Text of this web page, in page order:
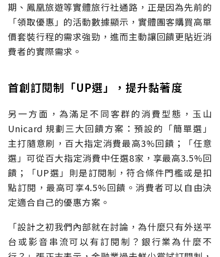
期、鳳凰旅遊等實體旅行社通路，正是因為先前的
「領取優惠」的活動數據顯示，實體團客購買高單
價套裝行程的需求強勁，進而主動讓回饋更貼近消
費者的實際需求。
首創訂閱制「UP選」，提升黏著度
另一方面，為滿足不同客群的消費型態，玉山
Unicard 規劃三大回饋方案：預設的「簡單選」
主打隨意刷，百大指定消費最高3%回饋；「任意
選」可從百大指定消費中任選8家，享最高3.5%回
饋；「UP選」則是訂閱制，符合條件門檻或是扣
點訂閱，最高可享4.5%回饋。消費者可以自由決
定適合自己的優惠方案。
「設計之初我們內部就在討論，為什麼只有外送平
台或影音串流可以有訂閱制？銀行業為什麼不